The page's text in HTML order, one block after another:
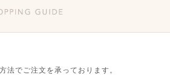
法でご注文を承っております。